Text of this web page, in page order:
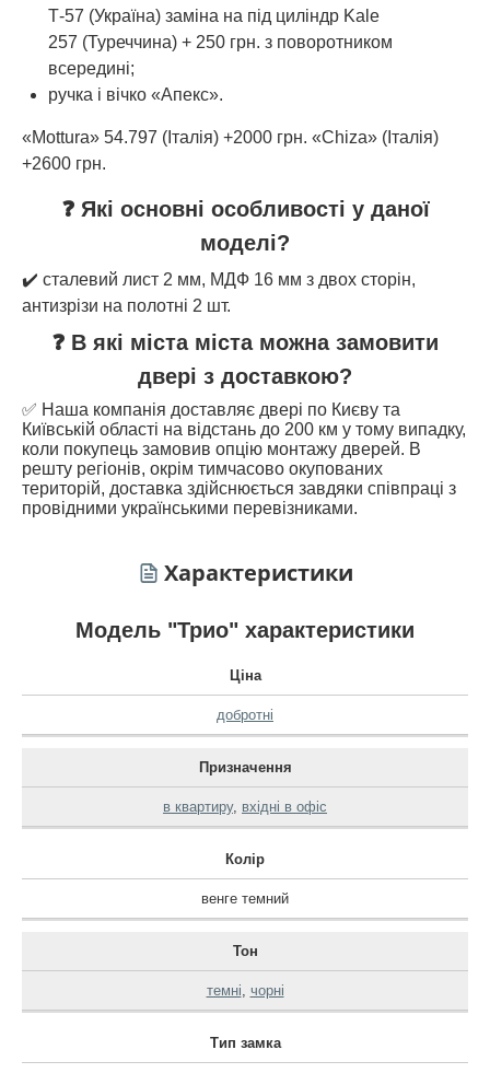
Т-57 (Україна) заміна на під циліндр Kale
257 (Туреччина) + 250 грн. з поворотником
всередині;
ручка і вічко «Апекс».
«Mottura» 54.797 (Італія) +2000 грн. «Chiza» (Італія)
+2600 грн.
❓ Які основні особливості у даної
моделі?
✔️ сталевий лист 2 мм, МДФ 16 мм з двох сторін,
антизрізи на полотні 2 шт.
❓ В які міста міста можна замовити
двері з доставкою?
✅ Наша компанія доставляє двері по Києву та
Київській області на відстань до 200 км у тому випадку,
коли покупець замовив опцію монтажу дверей. В
решту регіонів, окрім тимчасово окупованих
територій, доставка здійснюється завдяки співпраці з
провідними українськими перевізниками.
Характеристики
Модель "Трио" характеристики
Ціна
добротні
Призначення
в квартиру, вхідні в офіс
Колір
венге темний
Тон
темні, чорні
Тип замка